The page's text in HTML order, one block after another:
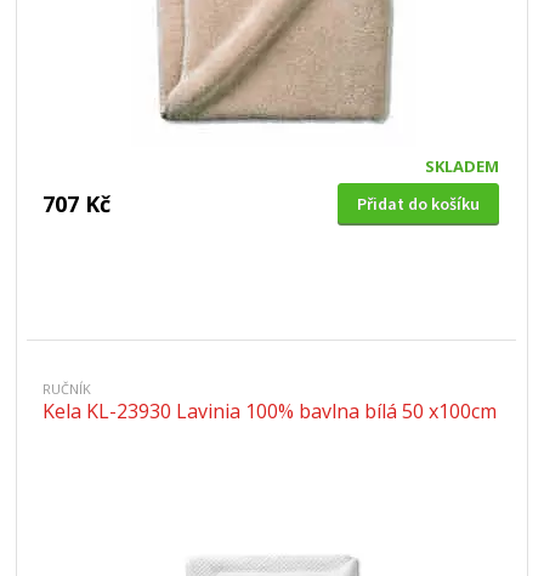
SKLADEM
707 Kč Přidat do košíku
RUČNÍK
Kela KL-23930 Lavinia 100% bavlna bílá 50 x100cm